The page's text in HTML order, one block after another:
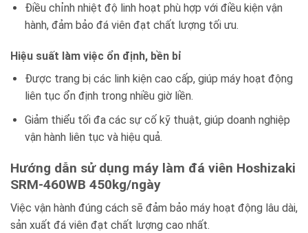
Điều chỉnh nhiệt độ linh hoạt phù hợp với điều kiện vận
hành, đảm bảo đá viên đạt chất lượng tối ưu.
Hiệu suất làm việc ổn định, bền bỉ
Được trang bị các linh kiện cao cấp, giúp máy hoạt động
liên tục ổn định trong nhiều giờ liền.
Giảm thiểu tối đa các sự cố kỹ thuật, giúp doanh nghiệp
vận hành liên tục và hiệu quả.
Hướng dẫn sử dụng máy làm đá viên Hoshizaki
SRM-460WB 450kg/ngày
Việc vận hành đúng cách sẽ đảm bảo máy hoạt động lâu dài,
sản xuất đá viên đạt chất lượng cao nhất.